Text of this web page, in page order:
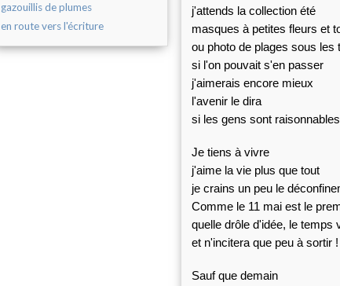
gazouillis de plumes
en route vers l'écriture
j'attends la collection été
masques à petites fleurs et
ou photo de plages sous les
si l'on pouvait s'en passer
j'aimerais encore mieux
l'avenir le dira
si les gens sont
Je tiens à vivre
j'aime la vie plus que tout
je crains un peu le
Comme le 11 mai est le
quelle drôle d'idée, le temps
et n'incitera que peu à sortir !
Sauf que demain